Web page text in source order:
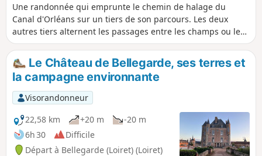
Une randonnée qui emprunte le chemin de halage du
Canal d'Orléans sur un tiers de son parcours. Les deux
autres tiers alternent les passages entre les champs ou les
prés et en sous-bois, à la rencontre de quelques étangs qui
se cachent sous les ombrages.
Le Château de Bellegarde, ses terres et
la campagne environnante
Visorandonneur
22,58 km
+20 m
-20 m
6h 30
Difficile
Départ à Bellegarde (Loiret) (Loiret)